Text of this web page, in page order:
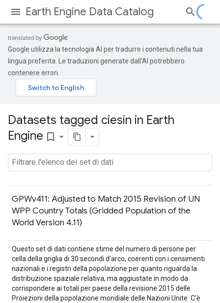
Earth Engine Data Catalog
Google utilizza la tecnologia AI per tradurre i contenuti nella tua
lingua preferita. Le traduzioni generate dall'AI potrebbero
contenere errori.
Datasets tagged ciesin in Earth
Engine bookmark_border
GPWv411: Adjusted to Match 2015 Revision of UN
WPP Country Totals (Gridded Population of the
World Version 4.11)
Questo set di dati contiene stime del numero di persone per
cella della griglia di 30 secondi d'arco, coerenti con i censimenti
nazionali e i registri della popolazione per quanto riguarda la
distribuzione spaziale relativa, ma aggiustate in modo da
corrispondere ai totali per paese della revisione 2015 delle
Proiezioni della popolazione mondiale delle Nazioni Unite. C'è